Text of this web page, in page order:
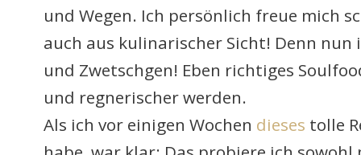
und Wegen. Ich persönlich freue mich
auch aus kulinarischer Sicht! Denn nun
und Zwetschgen! Eben richtiges
und regnerischer werden.
Als ich vor einigen Wochen dieses tolle